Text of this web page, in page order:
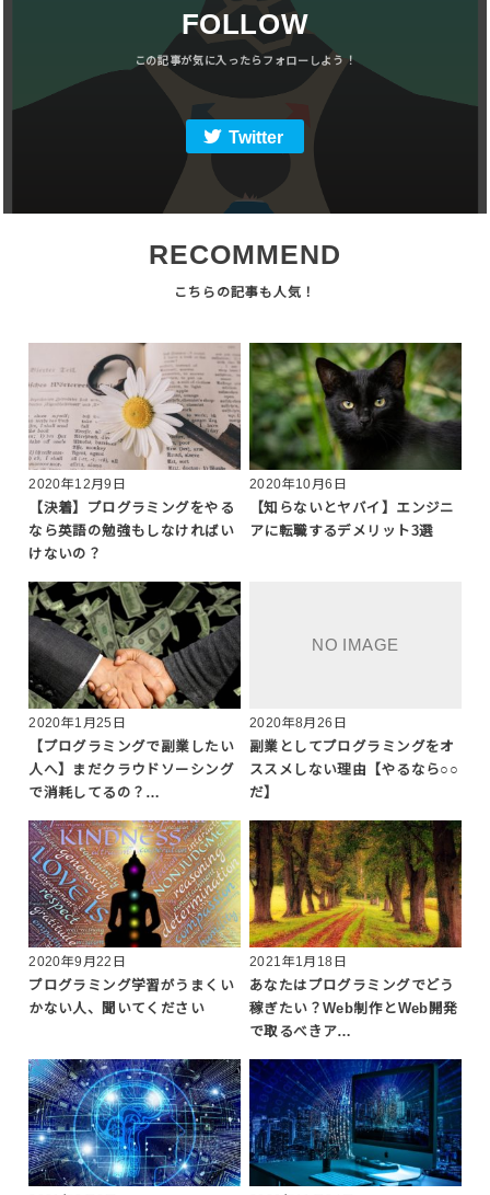
FOLLOW
Twitter
RECOMMEND
2020年12月9日
【決着】プログラミングをやる
なら英語の勉強もしなければい
けないの？
2020年10月6日
【知らないとヤバイ】エンジニ
アに転職するデメリット3選
2020年1月25日
【プログラミングで副業したい
人へ】まだクラウドソーシング
で消耗してるの？…
2020年8月26日
副業としてプログラミングをオ
ススメしない理由【やるなら○○
だ】
2020年9月22日
プログラミング学習がうまくい
かない人、聞いてください
2021年1月18日
あなたはプログラミングでどう
稼ぎたい？Web制作とWeb開発
で取るべきア…